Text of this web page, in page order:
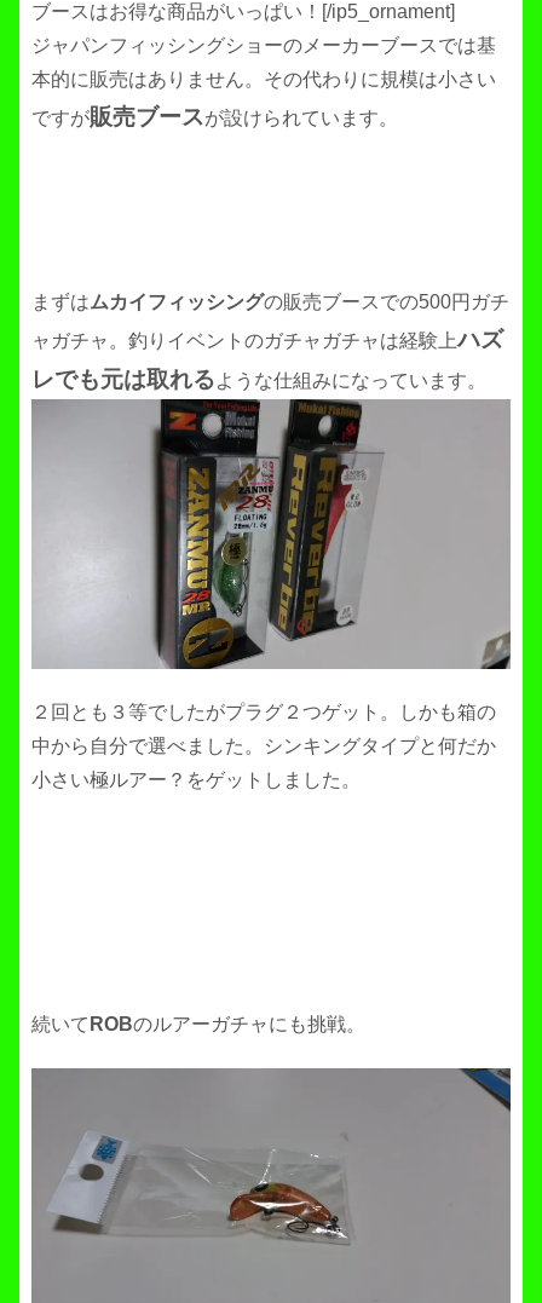
ブースはお得な商品がいっぱい！[/ip5_ornament]
ジャパンフィッシングショーのメーカーブースでは基
本的に販売はありません。その代わりに規模は小さい
ですが販売ブースが設けられています。
まずはムカイフィッシングの販売ブースでの500円ガチ
ャガチャ。釣りイベントのガチャガチャは経験上ハズ
レでも元は取れるような仕組みになっています。
２回とも３等でしたがプラグ２つゲット。しかも箱の
中から自分で選べました。シンキングタイプと何だか
小さい極ルアー？をゲットしました。
続いて ROBのルアーガチャにも挑戦。